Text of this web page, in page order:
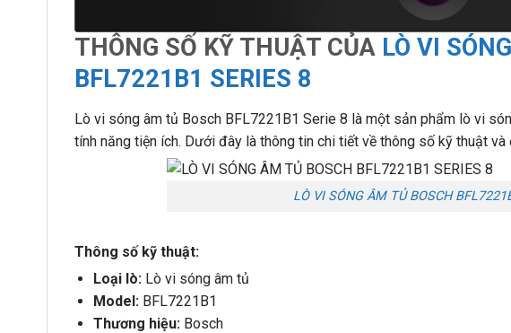
THÔNG SỐ KỸ THUẬT CỦA LÒ VI
BFL7221B1 SERIES 8
Lò vi sóng âm tủ Bosch BFL7221B1 Serie 8 là một sản phẩm lò vi
tính năng tiện ích. Dưới đây là thông tin chi tiết về thông số kỹ thuật
LÒ VI SÓNG ÂM TỦ BOSCH
Thông số kỹ thuật:
Loại lò:Lò vi sóng âm tủ
Model:BFL7221B1
Thương hiệu:Bosch